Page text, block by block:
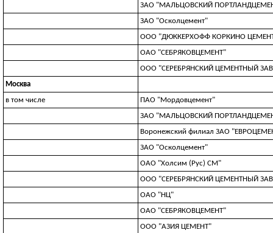
ЗАО "МАЛЬЦОВСКИЙ
ЗАО "Осколцемент"
ООО "ДЮККЕРХОФФ КОРКИНО
ОАО "СЕБРЯКОВЦЕМЕНТ"
ООО "СЕРЕБРЯНСКИЙ ЦЕМЕНТНЫЙ
Москва
в том числе
ПАО "Мордовцемент"
ЗАО "МАЛЬЦОВСКИЙ
Воронежский филиал ЗАО
ЗАО "Осколцемент"
ОАО "Холсим (Рус) СМ"
ООО "СЕРЕБРЯНСКИЙ ЦЕМЕНТНЫЙ
ОАО "НЦ"
ОАО "СЕБРЯКОВЦЕМЕНТ"
ООО "АЗИЯ ЦЕМЕНТ"